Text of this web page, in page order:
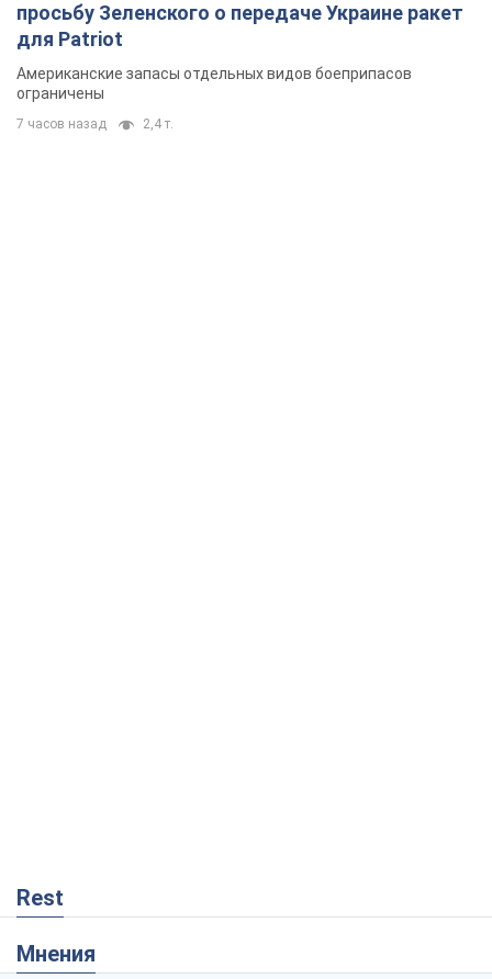
просьбу Зеленского о передаче Украине ракет
для Patriot
Американские запасы отдельных видов боеприпасов
ограничены
7 часов назад 2,4 т.
Rest
Мнения